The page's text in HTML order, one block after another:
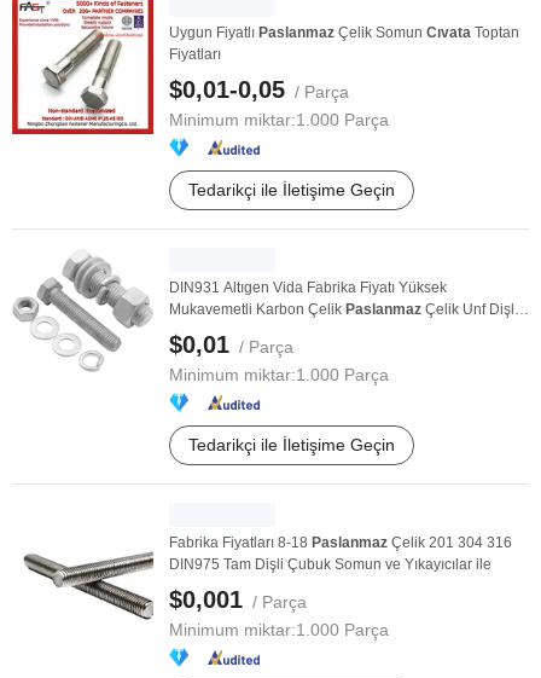
Uygun Fiyatlı Paslanmaz Çelik Somun Cıvata Toptan
Fiyatları
$0,01-0,05 / Parça
Minimum miktar:1.000 Parça
Tedarikçi ile İletişime Geçin
DIN931 Altıgen Vida Fabrika Fiyatı Yüksek
Mukavemetli Karbon Çelik Paslanmaz Çelik Unf Dişli
Altıgen ...
$0,01 / Parça
Minimum miktar:1.000 Parça
Tedarikçi ile İletişime Geçin
Fabrika Fiyatları 8-18 Paslanmaz Çelik 201 304 316
DIN975 Tam Dişli Çubuk Somun ve Yıkayıcılar ile
$0,001 / Parça
Minimum miktar:1.000 Parça